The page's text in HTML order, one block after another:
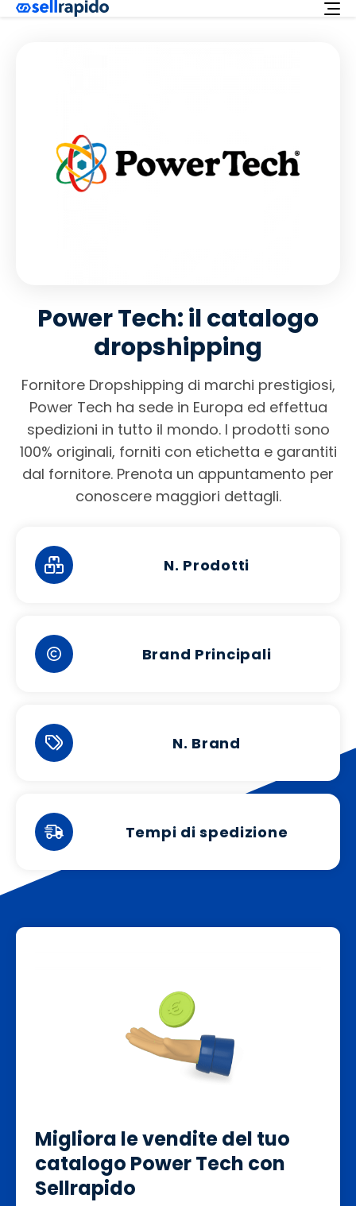
Oferta
Español
Power Tech: il catalogo
dropshipping
Fornitore Dropshipping di marchi prestigiosi,
Power Tech ha sede in Europa ed effettua
spedizioni in tutto il mondo. I prodotti sono
100% originali, forniti con etichetta e garantiti
dal fornitore. Prenota un appuntamento per
conoscere maggiori dettagli.
N. Prodotti
Brand Principali
N. Brand
Tempi di spedizione
Migliora le vendite del tuo
catalogo Power Tech con
Sellrapido